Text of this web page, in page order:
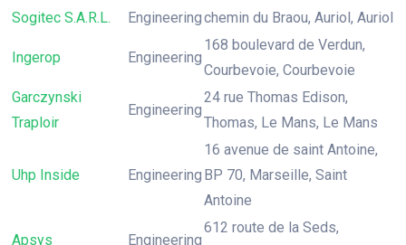
Sogitec S.A.R.L.
Engineeringchemin du Braou, Auriol, Auriol
Ingerop Engineering
168 boulevard de Verdun,
Courbevoie, Courbevoie
Garczynski
Traploir
Engineering
24 rue Thomas Edison,
Thomas, Le Mans, Le Mans
Uhp Inside Engineering
16 avenue de saint Antoine,
BP 70, Marseille, Saint
Antoine
Apsys Engineering
612 route de la Seds,